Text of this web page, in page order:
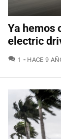
Ya hemos
electric
1 HACE 9